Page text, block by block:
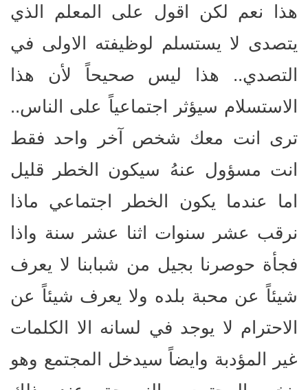
هذا نعم لكن اقول على المعلم الذي
يتصدى لا يستسلم لوظيفته الاولى في
التصدي.. هذا ليس صحيحاً لأن هذا
الاستسلام سيؤثر اجتماعياً على الناس..
ترى انت معك شخص آخر واحد فقط
انت مسؤول عنهُ سيكون الخطر قليل
اما عندما يكون الخطر اجتماعي ماذا
نرقب عشر سنوات اثنا عشر سنة واذا
فجأة حوصرنا بجيل من شبابنا لا يعرف
شيئاً عن محبة بلده ولا يعرف شيئاً عن
الاحترام لا يوجد في لسانه الا الكلمات
غير المؤدبة وايضاً سيدخل المجتمع وهو